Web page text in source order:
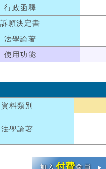
行政函釋
訴願決定書
法學論著
使用功能
資料類別
法學論著
加入付費會員